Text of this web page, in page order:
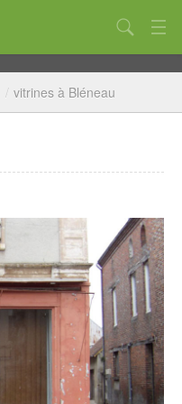
/ vitrines à Bléneau